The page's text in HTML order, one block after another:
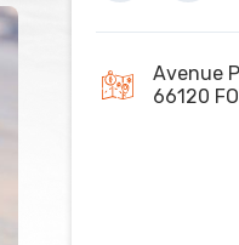
Avenue
66120